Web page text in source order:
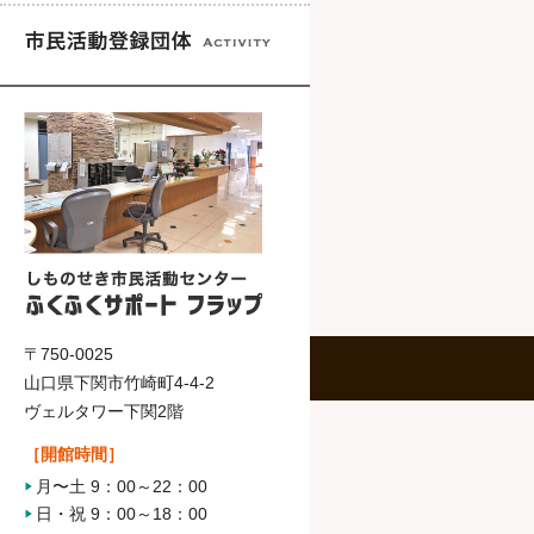
〒750-0025
山口県下関市竹崎町4-4-2
ヴェルタワー下関2階
［開館時間］
月〜土 9：00～22：00
日・祝 9：00～18：00